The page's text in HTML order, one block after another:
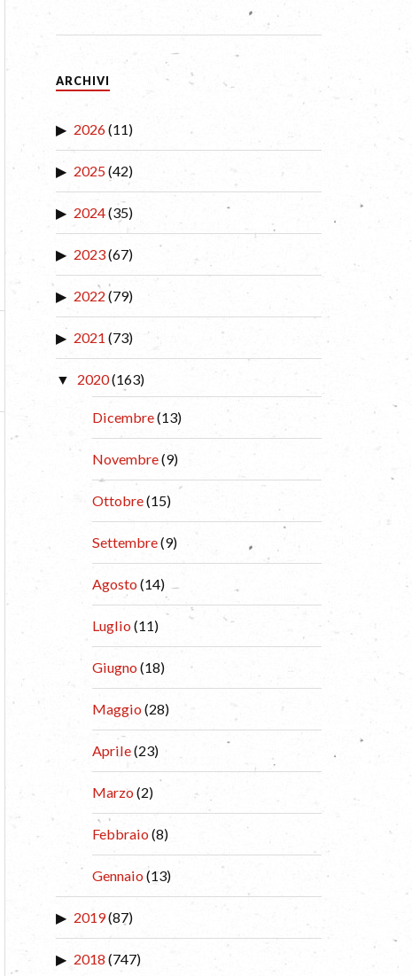
ARCHIVI
2026(11)
2025(42)
2024(35)
2023(67)
2022 (79)
2021 (73)
2020(163)
Dicembre(13)
Novembre(9)
Ottobre(15)
Settembre(9)
Agosto(14)
Luglio (11)
Giugno (18)
Maggio(28)
Aprile(23)
Marzo(2)
Febbraio(8)
Gennaio(13)
2019(87)
2018(747)